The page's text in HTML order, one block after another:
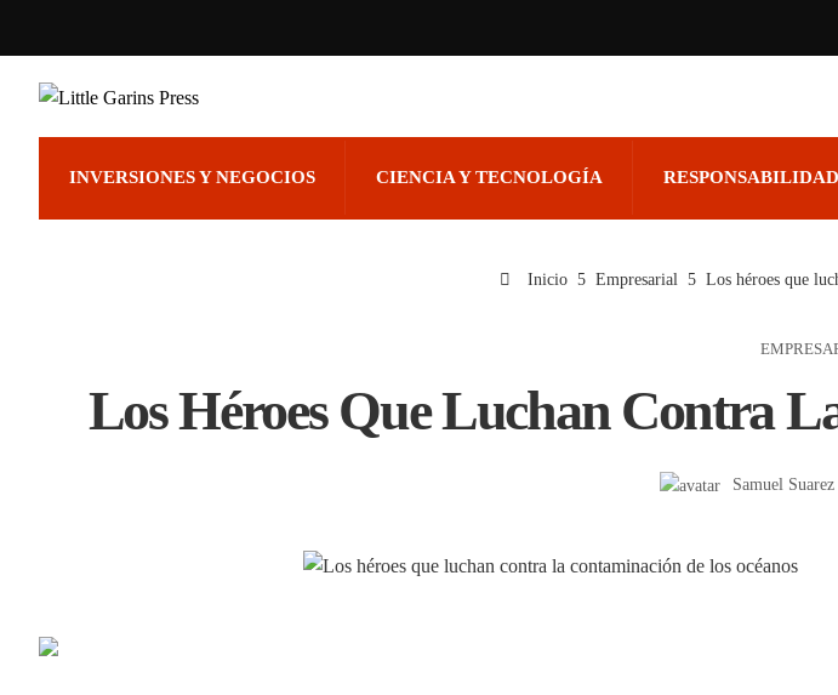
INVERSIONES Y NEGOCIOS CIENCIA Y TECNOLOGÍA
Inicio Empresarial Los héroes que
Los Héroes Que Luchan Contra
Samuel Suarez